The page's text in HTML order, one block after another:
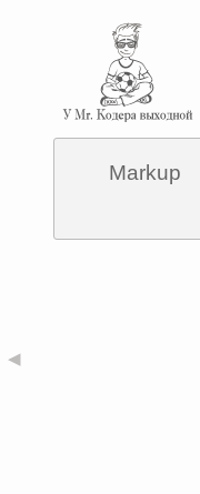
Markup
◀